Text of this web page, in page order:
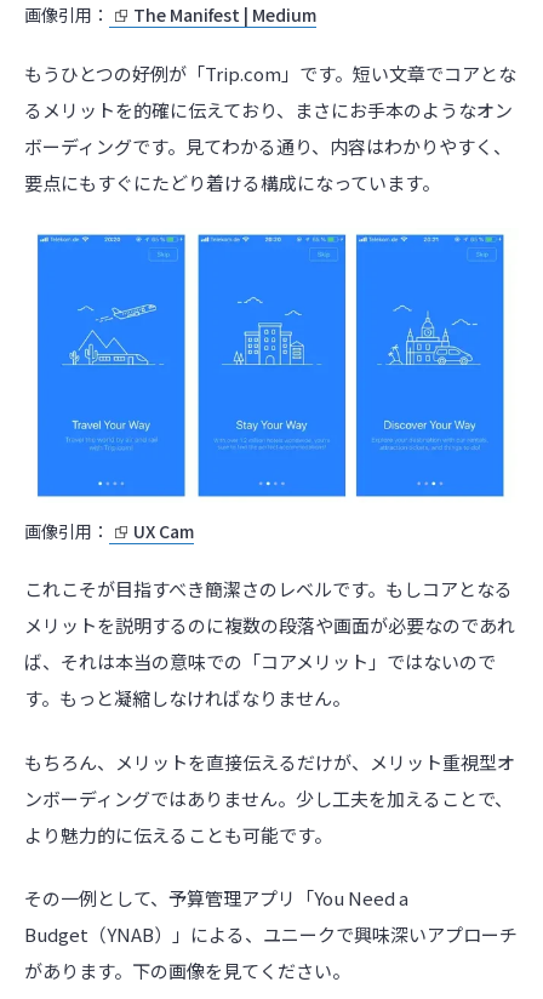
画像引用： The Manifest | Medium
もうひとつの好例が「Trip.com」です。短い文章でコアとな
るメリットを的確に伝えており、まさにお手本のようなオン
ボーディングです。見てわかる通り、内容はわかりやすく、
要点にもすぐにたどり着ける構成になっています。
画像引用： UX Cam
これこそが目指すべき簡潔さのレベルです。もしコアとなる
メリットを説明するのに複数の段落や画面が必要なのであれ
ば、それは本当の意味での「コアメリット」ではないので
す。もっと凝縮しなければなりません。
もちろん、メリットを直接伝えるだけが、メリット重視型オ
ンボーディングではありません。少し工夫を加えることで、
より魅力的に伝えることも可能です。
その一例として、予算管理アプリ「You Need a
Budget（YNAB）」による、ユニークで興味深いアプローチ
があります。下の画像を見てください。